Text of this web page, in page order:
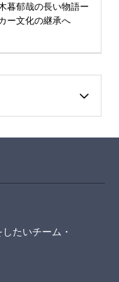
暮郁哉の長い物語ー
ー文化の継承へ
たいチーム・